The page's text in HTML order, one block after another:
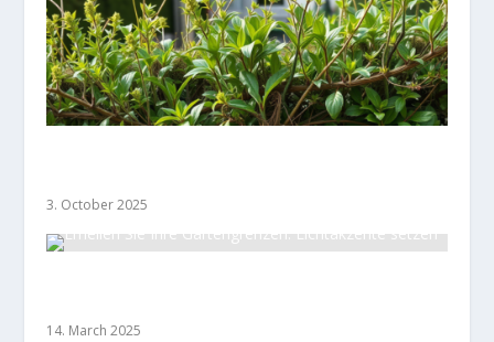
3. October 2025
14. March 2025